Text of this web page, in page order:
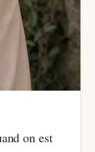
on est